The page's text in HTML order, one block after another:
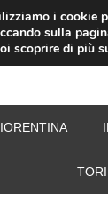
i cookie
sulla
scoprire di più